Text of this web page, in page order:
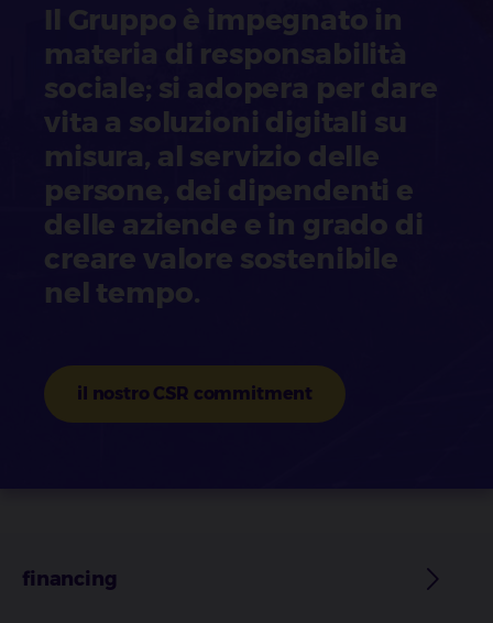
Il Gruppo è impegnato in
materia di responsabilità
sociale; si adopera per dare
vita a soluzioni digitali su
misura, al servizio delle
persone, dei dipendenti e
delle aziende e in grado di
creare valore sostenibile
nel tempo.
il nostro CSR commitment
financing